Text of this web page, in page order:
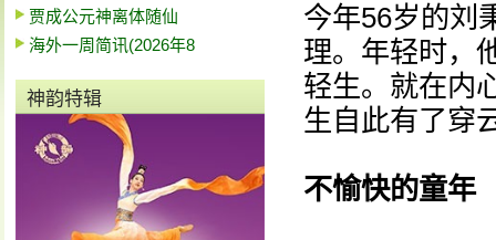
贾成公元神离体随仙
海外一周简讯(2026年8
神韵特辑
今年56岁的刘
理。年轻时，
轻生。就在内
生自此有了穿
不愉快的童年